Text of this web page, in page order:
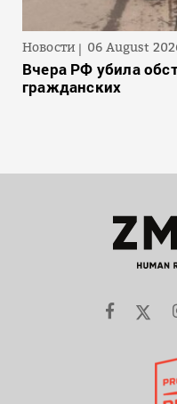
Новости 06 August
Вчера РФ убила
гражданских